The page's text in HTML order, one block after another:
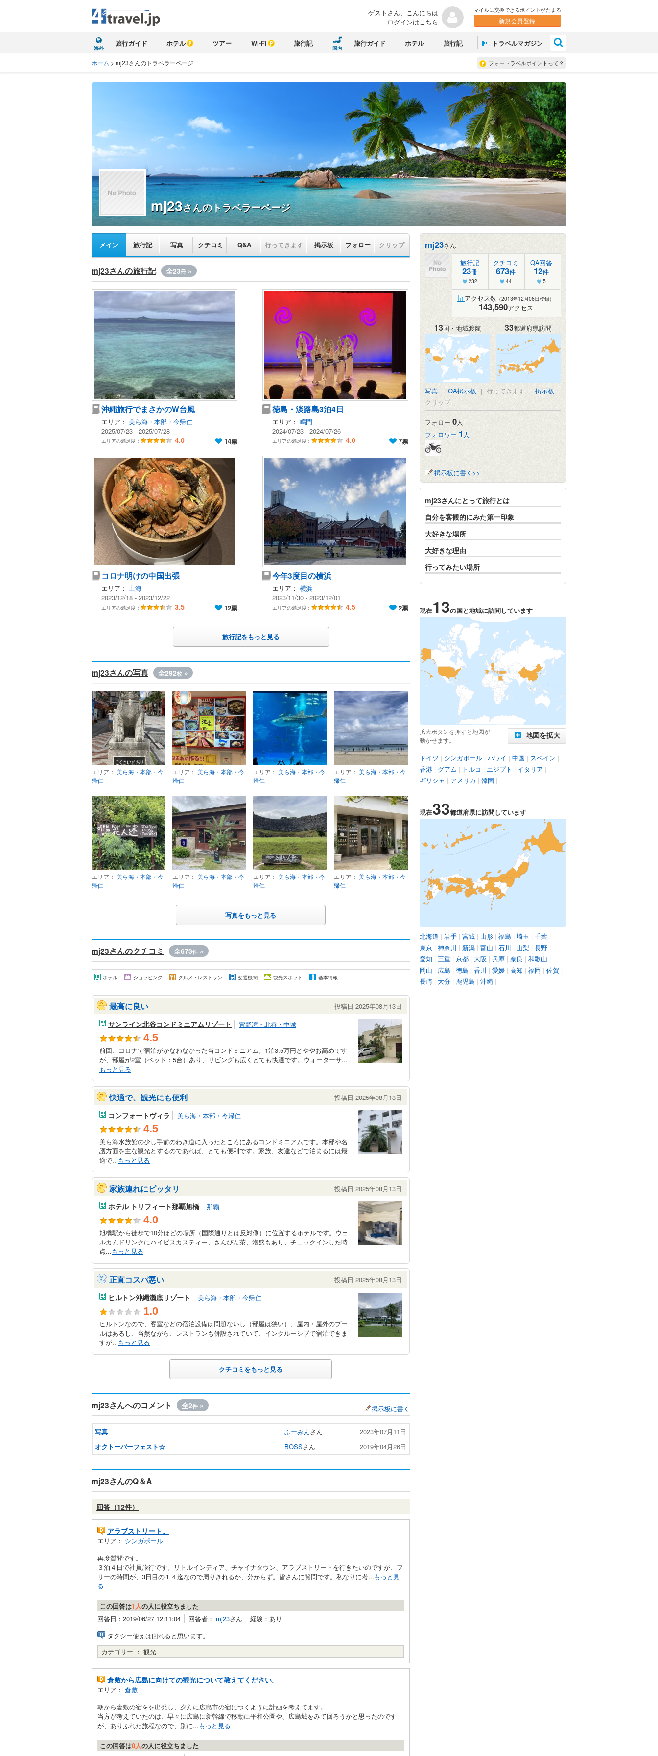
ゲストさん、こんにちは
ログインはこちら
マイルに交換できるポイントがたまる
新規会員登録
海外
旅行ガイド ホテル ツアー Wi-Fi 旅行記
国内
旅行ガイド ホテル 旅行記 トラベルマガジン
フォートラベルポイントって？
ホーム > mj23さんのトラベラーページ
mj23さんのトラベラーページ
メイン 旅行記 写真 クチコミ Q&A 行ってきます 掲示板 フォロー クリップ
mj23さんの旅行記 全23冊 »
沖縄旅行でまさかのW台風
エリア： 美ら海・本部・今帰仁
2025/07/23 - 2025/07/28
エリアの満足度： 4.0 14票
徳島・淡路島3泊4日
エリア： 鳴門
2024/07/23 - 2024/07/26
エリアの満足度： 4.0 7票
コロナ明けの中国出張
エリア： 上海
2023/12/18 - 2023/12/22
エリアの満足度： 3.5 12票
今年3度目の横浜
エリア： 横浜
2023/11/30 - 2023/12/01
エリアの満足度： 4.5 2票
旅行記をもっと見る
mj23さんの写真 全292枚 »
エリア： 美ら海・本部・今
帰仁
エリア： 美ら海・本部・今
帰仁
エリア： 美ら海・本部・今
帰仁
エリア： 美ら海・本部・今
帰仁
エリア： 美ら海・本部・今
帰仁
エリア： 美ら海・本部・今
帰仁
エリア： 美ら海・本部・今
帰仁
エリア： 美ら海・本部・今
帰仁
写真をもっと見る
mj23さんのクチコミ 全673件 »
ホテル ショッピング グルメ・レストラン 交通機関 観光スポット 基本情報
最高に良い 投稿日 2025年08月13日
サンライン北谷コンドミニアムリゾート 宜野湾・北谷・中城
4.5
前回、コロナで宿泊がかなわなかった当コンドミニアム。1泊3.5万円とややお高めです
が、部屋が2室（ベッド：5台）あり、リビングも広くとても快適です。ウォーターサ...
もっと見る
快適で、観光にも便利 投稿日 2025年08月13日
コンフォートヴィラ 美ら海・本部・今帰仁
4.5
美ら海水族館の少し手前のわき道に入ったところにあるコンドミニアムです。本部や名
護方面を主な観光とするのであれば、とても便利です。家族、友達などで泊まるには最
適で...もっと見る
家族連れにピッタリ 投稿日 2025年08月13日
ホテル トリフィート那覇旭橋 那覇
4.0
旭橋駅から徒歩で10分ほどの場所（国際通りとは反対側）に位置するホテルです。ウェ
ルカムドリンクにハイビスカスティー、さんぴん茶、泡盛もあり、チェックインした時
点...もっと見る
正直コスパ悪い 投稿日 2025年08月13日
ヒルトン沖縄瀬底リゾート 美ら海・本部・今帰仁
1.0
ヒルトンなので、客室などの宿泊設備は問題ないし（部屋は狭い）、屋内・屋外のプー
ルはあるし、当然ながら、レストランも併設されていて、インクルーシブで宿泊できま
すが...もっと見る
クチコミをもっと見る
mj23さんへのコメント 全2件 » 掲示板に書く
写真 ふーみんさん
2023年07月11日
オクトーバーフェスト☆
BOSSさん 2019年04月26日
mj23さんのQ＆A
回答（12件）
アラブストリート。
エリア： シンガポール
再度質問です。
３泊４日で社員旅行です。リトルインディア、チャイナタウン、アラブストリートを行きたいのですが、フ
リーの時間が、3日目の１４迄なので周りきれるか、分からず。皆さんに質問です。私なりに考...もっと見
る
この回答は1人の人に役立ちました
回答日：2019/06/27 12:11:04
回答者： mj23さん
経験：あり
タクシー使えば回れると思います。
カテゴリー ： 観光
倉敷から広島に向けての観光について教えてください。
エリア： 倉敷
朝から倉敷の宿をを出発し、夕方に広島市の宿につくように計画を考えてます。
当方が考えていたのは、早々に広島に新幹線で移動に平和公園や、広島城をみて回ろうかと思ったのです
が、ありふれた旅程なので、別に...もっと見る
この回答は0人の人に役立ちました
mj23さん
旅行記
23冊
232
クチコミ
673件
44
QA回答
12件
5
アクセス数 （2013年12月06日登録）
143,590アクセス
13国・地域渡航 33都道府県訪問
写真 | QA掲示板 | 行ってきます | 掲示板
クリップ
フォロー 0人
フォロワー 1 人
掲示板に書く>>
mj23さんにとって旅行とは
自分を客観的にみた第一印象
大好きな場所
大好きな理由
行ってみたい場所
現在13の国と地域に訪問しています
拡大ボタンを押すと地図が
動かせます。
地図を拡大
ドイツ | シンガポール | ハワイ | 中国 | スペイン |
香港 | グアム | トルコ | エジプト | イタリア |
ギリシャ | アメリカ | 韓国 |
現在33都道府県に訪問しています
北海道 | 岩手 | 宮城 | 山形 | 福島 | 埼玉 | 千葉 |
東京 | 神奈川 | 新潟 | 富山 | 石川 | 山梨 | 長野 |
愛知 | 三重 | 京都 | 大阪 | 兵庫 | 奈良 | 和歌山 |
岡山 | 広島 | 徳島 | 香川 | 愛媛 | 高知 | 福岡 | 佐賀 |
長崎 | 大分 | 鹿児島 | 沖縄 |